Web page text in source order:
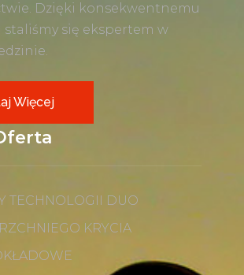
Dzięki konsekwentnemu
staliśmy się ekspertem w
Więcej
TECHNOLOGII DUO
KRYCIA